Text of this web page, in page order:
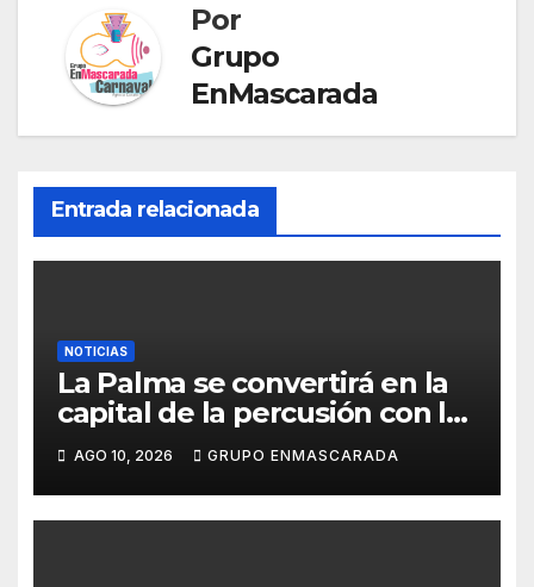
e
Por
Grupo
EnMascarada
Entrada relacionada
NOTICIAS
La Palma se convertirá en la
capital de la percusión con la
décima edición del Batucada
Fest
AGO 10, 2026 GRUPO ENMASCARADA